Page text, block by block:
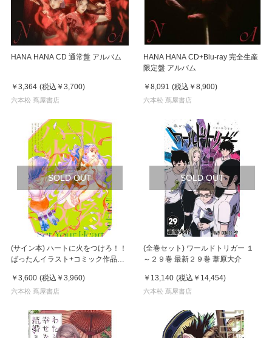
HANA HANA CD 通常盤 アルバム
￥3,364 (税込 ￥3,700)
六本松 蔦屋書店
HANA HANA CD+Blu-ray 完全生産
限定盤 アルバム
￥8,091 (税込 ￥8,900)
六本松 蔦屋書店
SOLD OUT
(サイン本) ハートに火をつけろ！！
ばったんイラスト+コミック作品集
￥3,600 (税込 ￥3,960)
六本松 蔦屋書店
SOLD OUT
(全巻セット) ワールドトリガー １
～２９巻 最新２９巻 葦原大介
￥13,140 (税込 ￥14,454)
六本松 蔦屋書店